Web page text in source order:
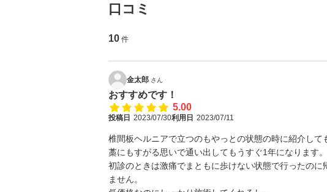
口コミ
10 件
金太郎 さん
おすすめです！
5.00
投稿日 2023/07/30利用日 2023/07/11
椎間板ヘルニアで立つのもやっとの状態の時に紹介して
藁にもすがる思いで通い出してもうすぐ1年になります。
初診のときは激痛でまともに歩けない状態で行ったの
ません。